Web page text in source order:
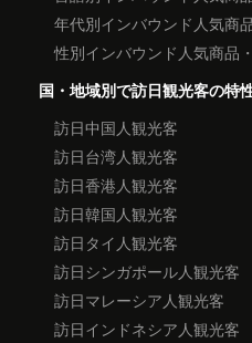
年代別インバウンド人気商
性別インバウンド人気商品
国・地域別で訪日観光客の特
訪日中国人観光客
訪日台湾人観光客
訪日香港人観光客
訪日韓国人観光客
訪日タイ人観光客
訪日シンガポール人観光客
訪日マレーシア人観光客
訪日インドネシア人観光客